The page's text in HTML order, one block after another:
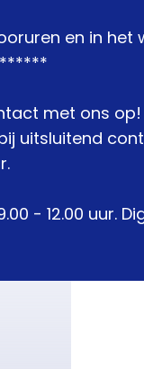
en in het
met ons
uitsluitend
- 12.00 uur.